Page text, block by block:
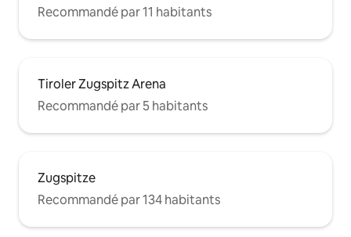
Recommandé par 11 habitants
Tiroler Zugspitz Arena
Recommandé par 5 habitants
Zugspitze
Recommandé par 134 habitants